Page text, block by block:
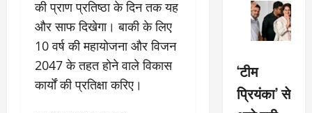
की प्राण प्रतिष्ठा के दिन तक यह
और साफ दिखेगा। बाकी के लिए
10 वर्ष की महायोजना और विजन
2047 के तहत होने वाले विकास
कार्यों की प्रतिक्षा करिए।
‘टीम
प्रियंका’ से